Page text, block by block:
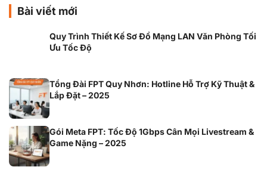
Bài viết mới
Quy Trình Thiết Kế Sơ Đồ Mạng LAN Văn Phòng Tối
Ưu Tốc Độ
Tổng Đài FPT Quy Nhơn: Hotline Hỗ Trợ Kỹ Thuật &
Lắp Đặt – 2025
Gói Meta FPT: Tốc Độ 1Gbps Cân Mọi Livestream &
Game Nặng – 2025